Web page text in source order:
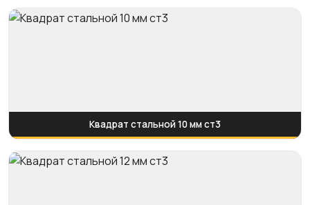
Квадрат стальной 10 мм ст3